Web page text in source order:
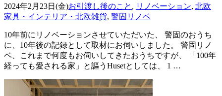
2024年2月23日(金)お引渡し後のこと , リノベーション, 北欧
家具・インテリア・北欧雑貨, 警固リノベ
10年前にリノベーションさせていただいた、 警固のおうち
に、10年後の記録として取材にお伺いしました。 警固リノ
ベ、これまで何度もお伺いしてきたおうちですが、 「100年
経っても愛される家」と謳うHusetとしては、 1 …